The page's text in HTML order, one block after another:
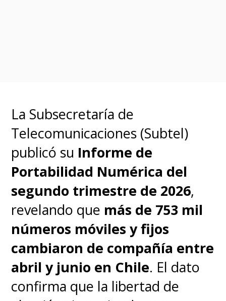
tu operador si tienes algún
desvío de llamadas activo, algo
que se puede verificar
fácilmente enAjustes, red
móvil, ajustes de llamada.
La Subsecretaría de
Telecomunicaciones (Subtel)
publicó su Informe de
Portabilidad Numérica del
segundo trimestre de 2026,
revelando que más de 753 mil
números móviles y fijos
cambiaron de compañía entre
abril y junio en Chile. El dato
confirma que la libertad de